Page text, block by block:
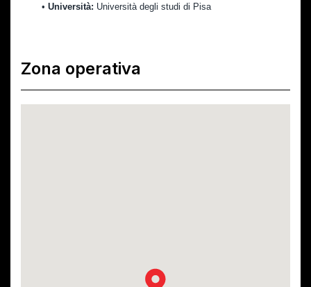
Università: Università degli studi di Pisa
Zona operativa